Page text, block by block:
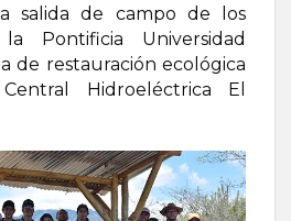
salida de campo de los
Pontificia Universidad
de restauración ecológica
Hidroeléctrica El